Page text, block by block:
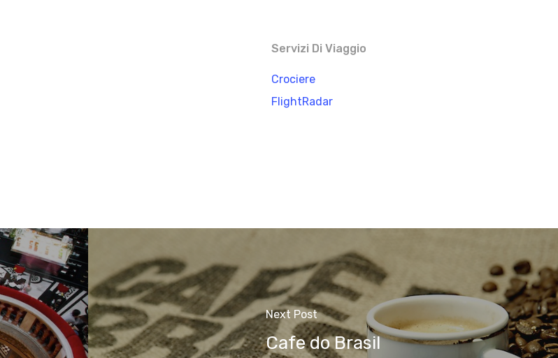
Servizi Di Viaggio
Crociere
FlightRadar
Next Post
Cafe do Brasil